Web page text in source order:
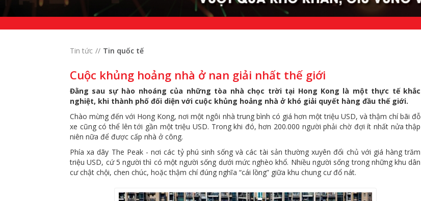
Tin tức Tin quốc tế
Cuộc khủng hoảng nhà ở nan giải nhất thế giới
Đằng sau sự hào nhoáng của những tòa nhà chọc trời tại Hong Kong là một thực tế khắc
nghiệt, khi thành phố đối diện với cuộc khủng hoảng nhà ở khó giải quyết hàng đầu thế giới.
Chào mừng đến với Hong Kong, nơi một ngôi nhà trung bình có giá hơn một triệu USD, và thậm chí bãi đỗ
xe cũng có thể lên tới gần một triệu USD. Trong khi đó, hơn 200.000 người phải chờ đợi ít nhất nửa thập
niên nữa để được cấp nhà ở công.
Phía xa dãy The Peak - nơi các tỷ phú sinh sống và các tài sản thường xuyên đổi chủ với giá hàng trăm
triệu USD, cứ 5 người thì có một người sống dưới mức nghèo khổ. Nhiều người sống trong những khu dân
cư chật chội, chen chúc, hoặc thậm chí đúng nghĩa “cái lồng” giữa khu chung cư đổ nát.